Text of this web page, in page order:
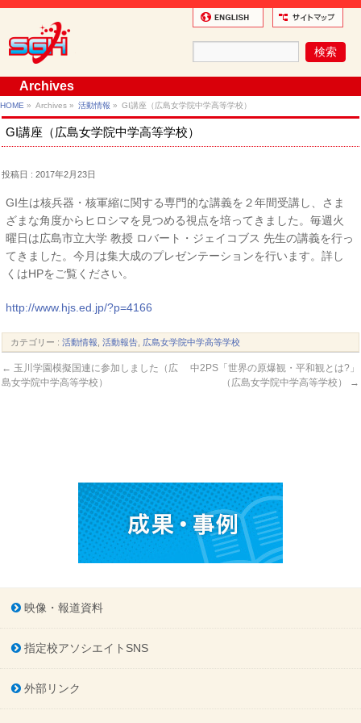
Archives
HOME » Archives » 活動情報 » GI講座（広島女学院中学高等学校）
GI講座（広島女学院中学高等学校）
投稿日 : 2017年2月23日
GI生は核兵器・核軍縮に関する専門的な講義を２年間受講し、さま
ざまな角度からヒロシマを見つめる視点を培ってきました。毎週火
曜日は広島市立大学 教授 ロバート・ジェイコブス 先生の講義を行っ
てきました。今月は集大成のプレゼンテーションを行います。詳し
くはHPをご覧ください。
http://www.hjs.ed.jp/?p=4166
カテゴリー :活動情報 ,活動報告 広島女学院中学高等学校
← 玉川学園模擬国連に参加しました（広
島女学院中学高等学校）
中2PS「世界の原爆観・平和観とは?」
（広島女学院中学高等学校）
→
映像・報道資料
指定校アソシエイトSNS
外部リンク